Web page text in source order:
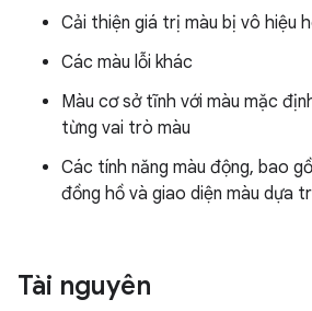
Cải thiện giá trị màu bị vô hiệu
Các màu lỗi khác
Màu cơ sở tĩnh với màu mặc
từng vai trò màu
Các tính năng màu động, bao
đồng hồ và giao diện màu dựa
Tài nguyên